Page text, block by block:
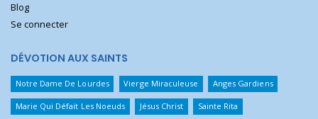
Blog
Se connecter
DÉVOTION AUX SAINTS
Notre Dame De Lourdes Vierge Miraculeuse Anges Gardiens
Marie Qui Défait Les Noeuds Jésus Christ Sainte Rita